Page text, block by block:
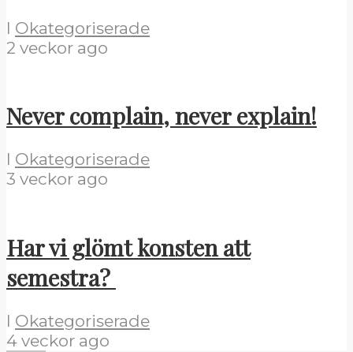
I Okategoriserade
2 veckor ago
Never complain, never explain!
I Okategoriserade
3 veckor ago
Har vi glömt konsten att
semestra?
I Okategoriserade
4 veckor ago